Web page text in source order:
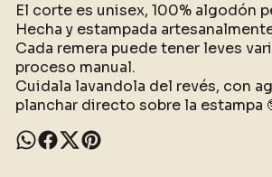
El corte es unisex, 100% algodón
Hecha y estampada
Cada remera puede tener leves
proceso manual.
Cuidala lavandola del revés, con
planchar directo sobre la estampa